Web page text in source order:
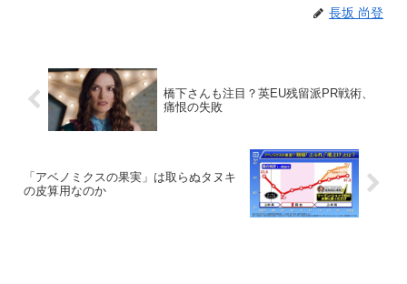
長坂 尚登
橋下さんも注目？英EU残留派PR戦術、
痛恨の失敗
「アベノミクスの果実」は取らぬタヌキ
の皮算用なのか